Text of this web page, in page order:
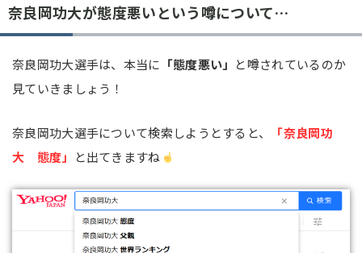
奈良岡功大が態度悪いという噂について…
奈良岡功大選手は、本当に 「態度悪い」 と噂されているのか
見ていきましょう！
奈良岡功大選手について検索しようとすると、
「奈良岡功
大 態度」
と出てきますね